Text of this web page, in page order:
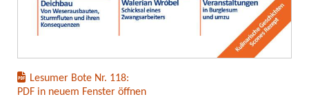
Lesumer Bote Nr. 118:
PDF in neuem Fenster öffnen